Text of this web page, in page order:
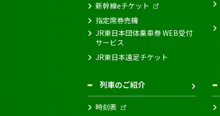
新幹線eチケット
指定席券売機
JR東日本団体乗車券 WEB受付
サービス
JR東日本遠足チケット
列車のご紹介
時刻表